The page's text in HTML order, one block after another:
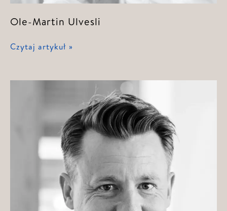
Ole-Martin Ulvesli
Ole-
Czytaj artykuł »